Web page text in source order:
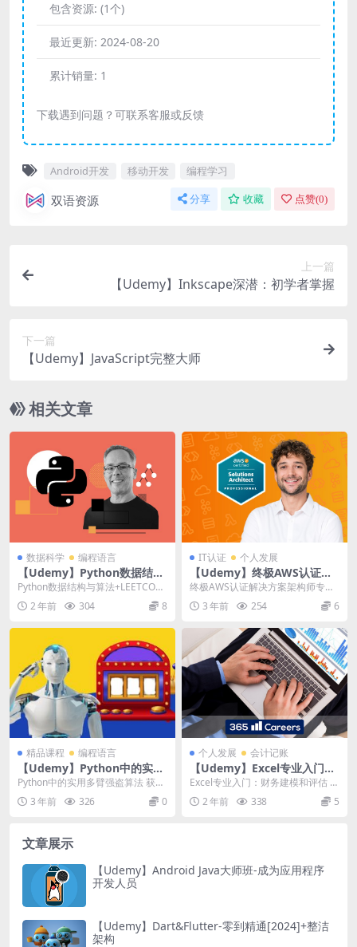
包含资源: (1个)
最近更新: 2024-08-20
累计销量: 1
下载遇到问题？可联系客服或反馈
Android开发 移动开发 编程学习
双语资源 分享 收藏 点赞(0)
上一篇
【Udemy】Inkscape深潜：初学者掌握
下一篇
【Udemy】JavaScript完整大师
相关文章
数据科学 编程语言
【Udemy】Python数据结构
与算法+LEETCODE练习
Python数据结构与算法+LEETCOD
E练习|Python Data Str...
2 年前 304 8
IT认证 个人发展
【Udemy】终极AWS认证解
决方案架构师专业
终极AWS认证解决方案架构师专
业|Ultimate AWS Certified ...
3 年前 254 6
精品课程 编程语言
【Udemy】Python中的实用
多臂强盗算法（Practical Mul
ti-Armed Bandit Algorithm
s in Python）
Python中的实用多臂强盗算法 获得
技能，建立能够在不确定性下自适
应做出关键业...
3 年前 326 0
个人发展 会计记账
【Udemy】Excel专业入门：
财务建模和评估
Excel专业入门：财务建模和评估 |
Beginner to Pro in E...
2 年前 338 5
文章展示
【Udemy】Android Java大师班-成为应用程序
开发人员
【Udemy】Dart&Flutter-零到精通[2024]+整洁
架构